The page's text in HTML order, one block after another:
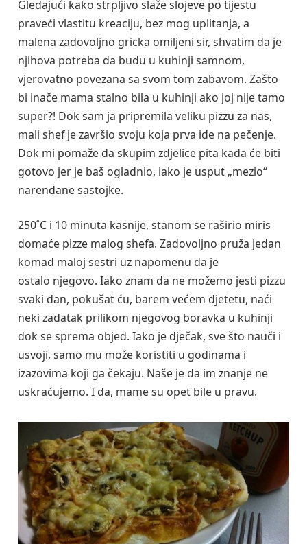
Gledajući kako strpljivo slaže slojeve po tijestu
praveći vlastitu kreaciju, bez mog uplitanja, a
malena zadovoljno gricka omiljeni sir, shvatim da je
njihova potreba da budu u kuhinji samnom,
vjerovatno povezana sa svom tom zabavom. Zašto
bi inače mama stalno bila u kuhinji ako joj nije tamo
super?! Dok sam ja pripremila veliku pizzu za nas,
mali shef je završio svoju koja prva ide na pečenje.
Dok mi pomaže da skupim zdjelice pita kada će biti
gotovo jer je baš ogladnio, iako je usput „mezio“
narendane sastojke.
250˚C i 10 minuta kasnije, stanom se raširio miris
domaće pizze malog shefa. Zadovoljno pruža jedan
komad maloj sestri uz napomenu da je
ostalo njegovo. Iako znam da ne možemo jesti pizzu
svaki dan, pokušat ću, barem većem djetetu, naći
neki zadatak prilikom njegovog boravka u kuhinji
dok se sprema objed. Iako je dječak, sve što nauči i
usvoji, samo mu može koristiti u godinama i
izazovima koji ga čekaju. Naše je da im znanje ne
uskraćujemo. I da, mame su opet bile u pravu.